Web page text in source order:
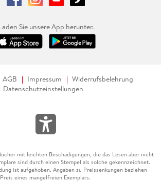
Sie unsere App herunter.
AGB Impressum
Widerrufsbelehrung
Datenschutzeinstellungen
mit leichten Beschädigungen, die das Lesen aber nicht
sind durch einen Stempel als solche gekennzeichnet.
ist aufgehoben. Angaben zu Preissenkungen beziehen
eines mangelfreien Exemplars.